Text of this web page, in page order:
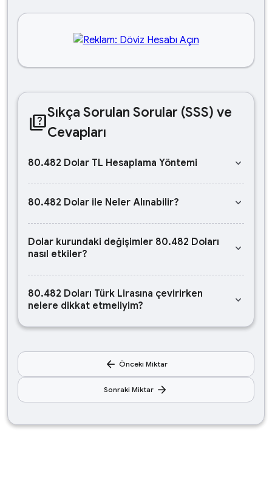
quizSıkça Sorulan Sorular (SSS) ve
Cevapları
80.482 Dolar TL Hesaplama Yöntemi keyboard_arrow_down
80.482 Dolar ile Neler Alınabilir? keyboard_arrow_down
Dolar kurundaki değişimler 80.482 Doları
nasıl etkiler?
keyboard_arrow_down
80.482 Doları Türk Lirasına çevirirken
nelere dikkat etmeliyim?
keyboard_arrow_down
arrow_back Önceki Miktar
Sonraki Miktar arrow_forward